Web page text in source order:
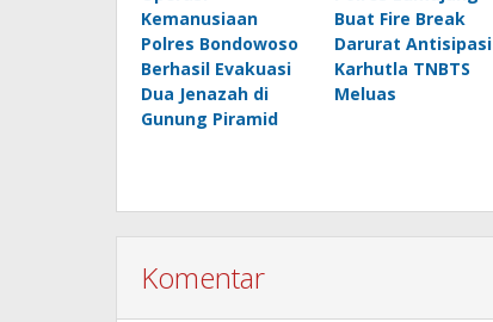
Kemanusiaan
Polres Bondowoso
Berhasil Evakuasi
Dua Jenazah di
Gunung Piramid
Buat Fire Break
Darurat Antisipasi
Karhutla TNBTS
Meluas
Komentar